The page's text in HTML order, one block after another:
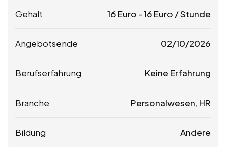
Gehalt 16 Euro -16 Euro / Stunde
Angebotsende 02/10/2026
Berufserfahrung Keine Erfahrung
Branche Personalwesen, HR
Bildung Andere